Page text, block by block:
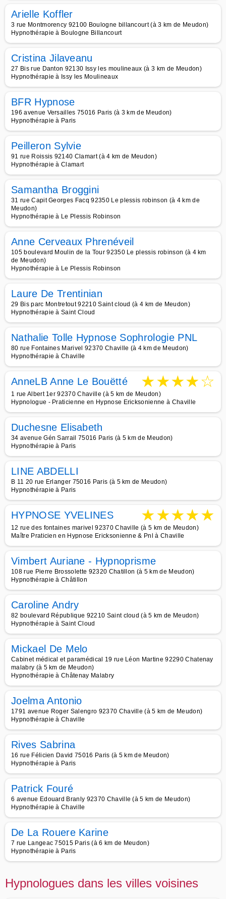
Arielle Koffler
3 rue Montmorency 92100 Boulogne billancourt (à 3 km de Meudon)
Hypnothérapie à Boulogne Billancourt
Cristina Jilaveanu
27 Bis rue Danton 92130 Issy les moulineaux (à 3 km de Meudon)
Hypnothérapie à Issy les Moulineaux
BFR Hypnose
196 avenue Versailles 75016 Paris (à 3 km de Meudon)
Hypnothérapie à Paris
Peilleron Sylvie
91 rue Roissis 92140 Clamart (à 4 km de Meudon)
Hypnothérapie à Clamart
Samantha Broggini
31 rue Capit Georges Facq 92350 Le plessis robinson (à 4 km de
Meudon)
Hypnothérapie à Le Plessis Robinson
Anne Cerveaux Phrenéveil
105 boulevard Moulin de la Tour 92350 Le plessis robinson (à 4 km
de Meudon)
Hypnothérapie à Le Plessis Robinson
Laure De Trentinian
29 Bis parc Montretout 92210 Saint cloud (à 4 km de Meudon)
Hypnothérapie à Saint Cloud
Nathalie Tolle Hypnose Sophrologie PNL
80 rue Fontaines Marivel 92370 Chaville (à 4 km de Meudon)
Hypnothérapie à Chaville
AnneLB Anne Le Bouëtté ★★★★☆
1 rue Albert 1er 92370 Chaville (à 5 km de Meudon)
Hypnologue - Praticienne en Hypnose Ericksonienne à Chaville
Duchesne Elisabeth
34 avenue Gén Sarrail 75016 Paris (à 5 km de Meudon)
Hypnothérapie à Paris
LINE ABDELLI
B 11 20 rue Erlanger 75016 Paris (à 5 km de Meudon)
Hypnothérapie à Paris
HYPNOSE YVELINES ★★★★★
12 rue des fontaines marivel 92370 Chaville (à 5 km de Meudon)
Maître Praticien en Hypnose Ericksonienne & Pnl à Chaville
Vimbert Auriane - Hypnoprisme
108 rue Pierre Brossolette 92320 Chatillon (à 5 km de Meudon)
Hypnothérapie à Châtillon
Caroline Andry
82 boulevard République 92210 Saint cloud (à 5 km de Meudon)
Hypnothérapie à Saint Cloud
Mickael De Melo
Cabinet médical et paramédical 19 rue Léon Martine 92290 Chatenay
malabry (à 5 km de Meudon)
Hypnothérapie à Châtenay Malabry
Joelma Antonio
1791 avenue Roger Salengro 92370 Chaville (à 5 km de Meudon)
Hypnothérapie à Chaville
Rives Sabrina
16 rue Félicien David 75016 Paris (à 5 km de Meudon)
Hypnothérapie à Paris
Patrick Fouré
6 avenue Edouard Branly 92370 Chaville (à 5 km de Meudon)
Hypnothérapie à Chaville
De La Rouere Karine
7 rue Langeac 75015 Paris (à 6 km de Meudon)
Hypnothérapie à Paris
Hypnologues dans les villes voisines